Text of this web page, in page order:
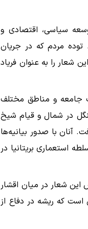
سیاسی، اقتصادی و
توده مردم که در جریان
شعار را به عنوان فریاد
جامعه و مناطق مختلف
در شمال و قیام شیخ
آنان با صدور بیانیه‌ها
استعماری بریتانیا در
شعار در میان اقشار
که ریشه در دفاع از